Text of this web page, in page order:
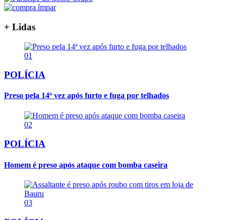
+ Lidas
01
POLÍCIA
Preso pela 14ª vez após furto e fuga por telhados
02
POLÍCIA
Homem é preso após ataque com bomba caseira
03